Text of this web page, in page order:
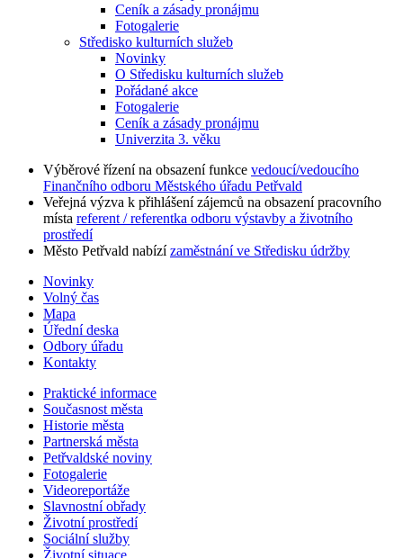
Ceník a zásady pronájmu
Fotogalerie
Středisko kulturních služeb
Novinky
O Středisku kulturních služeb
Pořádané akce
Fotogalerie
Ceník a zásady pronájmu
Univerzita 3. věku
Výběrové řízení na obsazení funkce vedoucí/vedoucího
Finančního odboru Městského úřadu Petřvald
Veřejná výzva k přihlášení zájemců na obsazení pracovního
místa referent / referentka odboru výstavby a životního
prostředí
Město Petřvald nabízízaměstnání ve Středisku údržby
Novinky
Volný čas
Mapa
Úřední deska
Odbory úřadu
Kontakty
Praktické informace
Současnost města
Historie města
Partnerská města
Petřvaldské noviny
Fotogalerie
Videoreportáže
Slavnostní obřady
Životní prostředí
Sociální služby
Životní situace